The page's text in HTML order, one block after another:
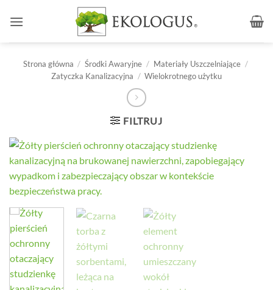
Strona główna / Środki Awaryjne / Materiały Uszczelniające /
Zatyczka Kanalizacyjna / Wielokrotnego użytku
FILTRUJ